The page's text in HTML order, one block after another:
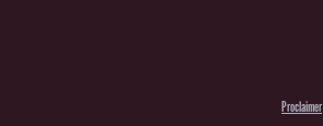
Proclaimer